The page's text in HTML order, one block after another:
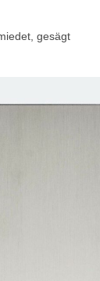
gesägt